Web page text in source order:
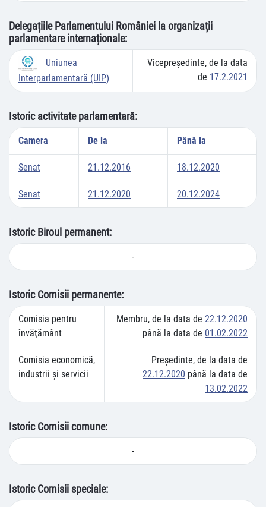
Delegațiile Parlamentului României la organizații
parlamentare internaționale:
Uniunea
Interparlamentară (UIP)
Vicepreşedinte, de la data
de 17.2.2021
Istoric activitate parlamentară:
Camera De la Până la
Senat 21.12.2016 18.12.2020
Senat 21.12.2020 20.12.2024
Istoric Biroul permanent:
-
Istoric Comisii permanente:
Comisia pentru
învăţământ
Membru, de la data de 22.12.2020
până la data de 01.02.2022
Comisia economică,
industrii şi servicii
Preşedinte, de la data de
22.12.2020 până la data de
13.02.2022
Istoric Comisii comune:
-
Istoric Comisii speciale: